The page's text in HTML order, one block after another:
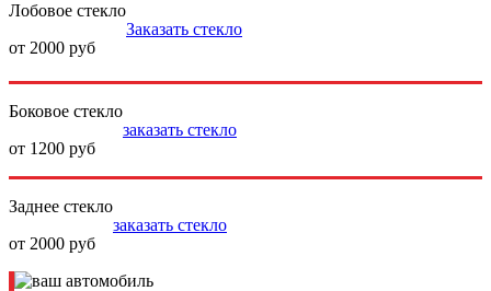
Лобовое стекло
от 2000 руб
Заказать стекло
Боковое стекло
от 1200 руб
заказать стекло
Заднее стекло
от 2000 руб
заказать стекло